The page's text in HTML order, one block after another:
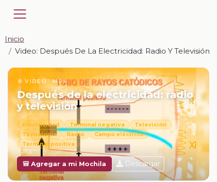
Inicio
Video: Después De La Electricidad: Radio Y Televisión
📎 VIDEO · MP4
Después de la electricidad: radio
y televisión
Electricidad Terminal negativa
Televisión
Tecnología
Radio
Campo eléctrico
Terminal positiva
🎒 Agregar a mi Mochila Descargar